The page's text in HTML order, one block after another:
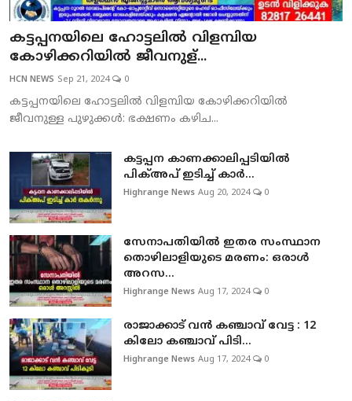
കട്ടപ്പനയിലെ ഹോട്ടലില്‍ വിളമ്പിയ
കോഴിക്കറിയില്‍ ജീവനുള്...
HCN NEWS Sep 21, 2024 0
കട്ടപ്പനയിലെ ഹോട്ടലില്‍ വിളമ്പിയ കോഴിക്കറിയില്‍
ജീവനുള്ള പുഴുക്കള്‍: ഭക്ഷണം കഴിച...
കട്ടപ്പന കാണക്കാലിപ്പടിയില്‍
പിക്അപ് ഇടിച്ച് കാര്‍...
Highrange News Aug 20, 2024 0
സേനാപതിയിൽ ഇതര സംസ്ഥാന
തൊഴിലാളിയുടെ മരണം: ഒരാൾ
അറസ...
Highrange News Aug 17, 2024 0
രാജാക്കാട് വൻ കഞ്ചാവ് വേട്ട : 12
കിലോ കഞ്ചാവ് പിടി...
Highrange News Aug 17, 2024 0